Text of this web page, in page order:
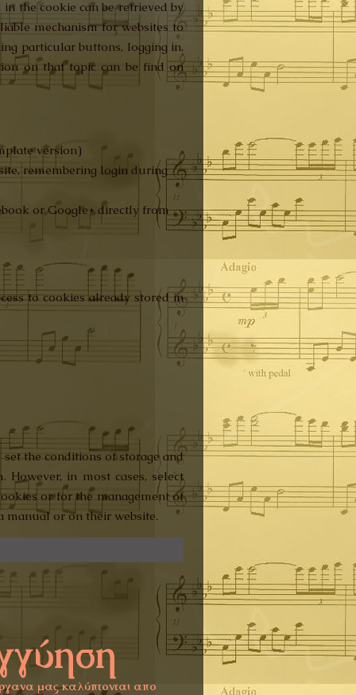
the cookie can be retrieved by
mechanism for websites to
particular buttons, logging in,
on that topic can be find on
version)
remembering login during
or Google+ directly from
to cookies already stored in
the conditions of storage and
in most cases, select
or for the management of
manual or on their website.
μας καλύπτονται απο